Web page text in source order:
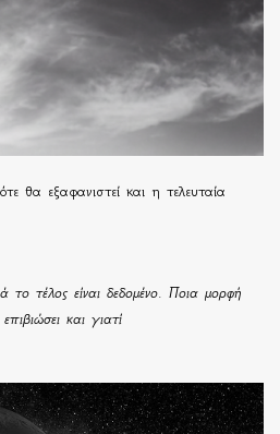
θα εξαφανιστεί και η τελευταία
το τέλος είναι δεδομένο. Ποια μορφή
και γιατί